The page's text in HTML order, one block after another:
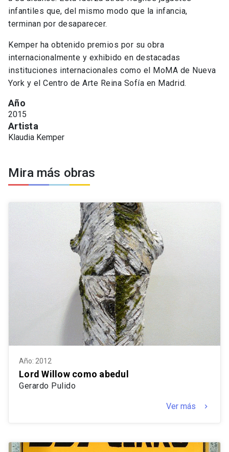
infantiles que, del mismo modo que la infancia,
terminan por desaparecer.
Kemper ha obtenido premios por su obra
internacionalmente y exhibido en destacadas
instituciones internacionales como el MoMA de Nueva
York y el Centro de Arte Reina Sofía en Madrid.
Año
2015
Artista
Klaudia Kemper
Mira más obras
Año: 2012
Lord Willow como abedul
Gerardo Pulido
Ver más keyboard_arrow_right